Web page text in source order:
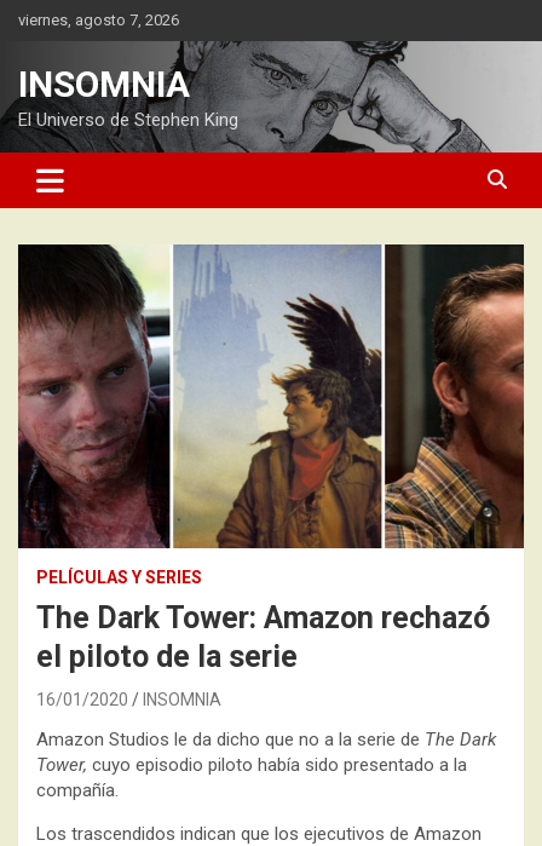
Saltarviernes, agosto 7, 2026
INSOMNIA
El Universo de Stephen King
PELÍCULAS Y SERIES
The Dark Tower: Amazon rechazó
el piloto de la serie
16/01/2020 INSOMNIA
Amazon Studios le da dicho que no a la serie de The Dark
Tower, cuyo episodio piloto había sido presentado a la
compañía.
Los trascendidos indican que los ejecutivos de Amazon